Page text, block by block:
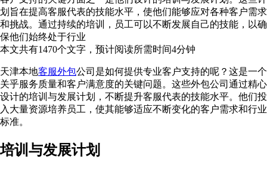
划旨在提高客服代表的技能水平，使他们能够应对各种客户需求
和挑战。通过持续的培训，员工可以不断发展自己的技能，以确
保他们始终处于行业
本文共有1470个文字，预计阅读所需时间4分钟
天津本地客服外包公司是如何提供专业客户支持的呢？这是一个
关乎服务质量和客户满意度的关键问题。这些外包公司通过精心
设计的培训与发展计划，不断提升客服代表的技能水平。他们投
入大量资源培养员工，使其能够适应不断变化的客户需求和行业
标准。
培训与发展计划